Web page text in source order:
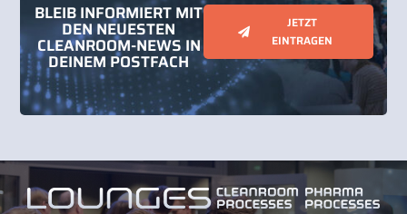
BLEIB INFORMIERT MIT
DEN NEUESTEN
CLEANROOM-NEWS IN
DEINEM POSTFACH
JETZT
EINTRAGEN